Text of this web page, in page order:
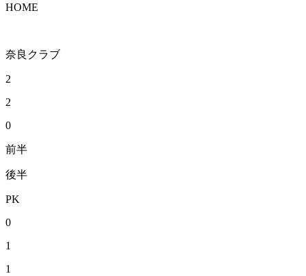
HOME
奈良クラブ
2
2
0
前半
後半
PK
0
1
1